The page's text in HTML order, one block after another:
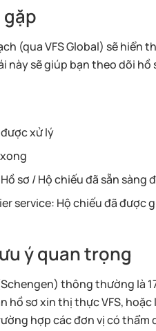
(qua VFS Global) sẽ hiển
này sẽ giúp bạn theo dõi hồ
xử lý
sơ / Hộ chiếu đã sẵn sàng
service: Hộ chiếu đã được
ý quan trọng
thông thường là
hồ sơ xin thị thực VFS,
hợp các đơn vị có thẩm